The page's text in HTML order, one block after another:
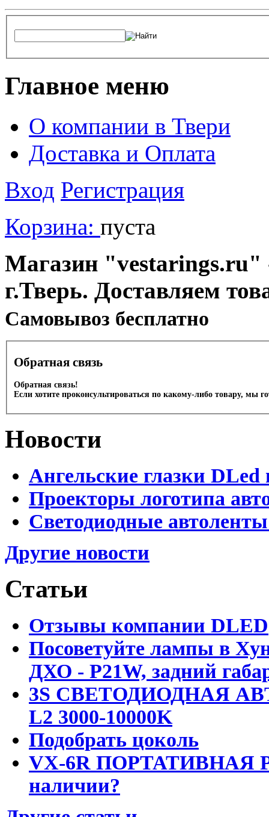
Главное меню
О компании в Твери
Доставка и Оплата
Вход Регистрация
Корзина: пуста
Магазин "vestarings.ru"
г.Тверь. Доставляем
Cамовывоз бесплатно
Обратная связь
Обратная связь!
Если хотите проконсультироваться по какому-либо товару, мы
Новости
Ангельские глазки DLed
Проекторы логотипа
Светодиодные
Другие новости
Статьи
Отзывы компании DLED
Посоветуйте лампы в
ДХО - P21W, задний
3S СВЕТОДИОДНАЯ
L2 3000-10000K
Подобрать цоколь
VX-6R ПОРТАТИВНАЯ
наличии?